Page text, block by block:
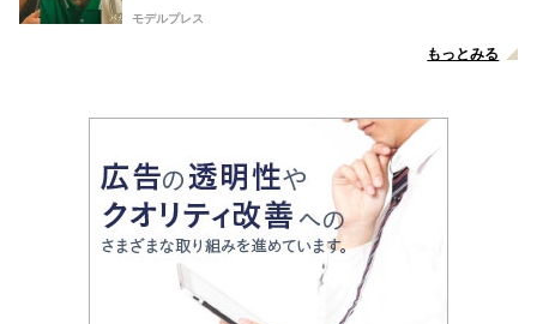
モデルプレス
もっとみる